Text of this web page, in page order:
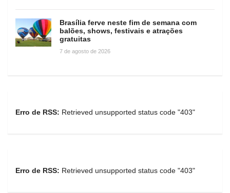
Brasília ferve neste fim de semana com
balões, shows, festivais e atrações
gratuitas
7 de agosto de 2026
Erro de RSS: Retrieved unsupported status code "403"
Erro de RSS: Retrieved unsupported status code "403"